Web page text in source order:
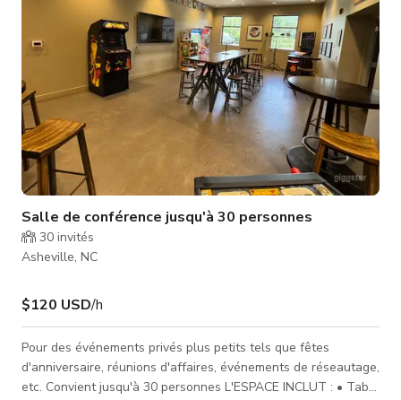
Salle de conférence jusqu'à 30 personnes
30 invités
Asheville, NC
$120 USD/h
Pour des événements privés plus petits tels que fêtes
d'anniversaire, réunions d'affaires, événements de réseautage,
etc. Convient jusqu'à 30 personnes L'ESPACE INCLUT : • Table